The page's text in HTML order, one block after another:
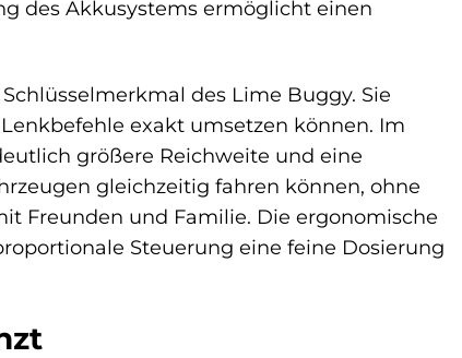
des Akkusystems ermöglicht einen
des Lime Buggy. Sie
exakt umsetzen können. Im
größere Reichweite und eine
gleichzeitig fahren können, ohne
Freunden und Familie. Die ergonomische
Steuerung eine feine Dosierung